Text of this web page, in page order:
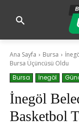
Ana Sayfa Bursa
Bursa Üçüncüsü Oldu
Bursa
İnegöl
İnegöl
Basketbol